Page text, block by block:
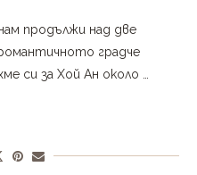
продължи над две
градче
си за Хой Ан около …